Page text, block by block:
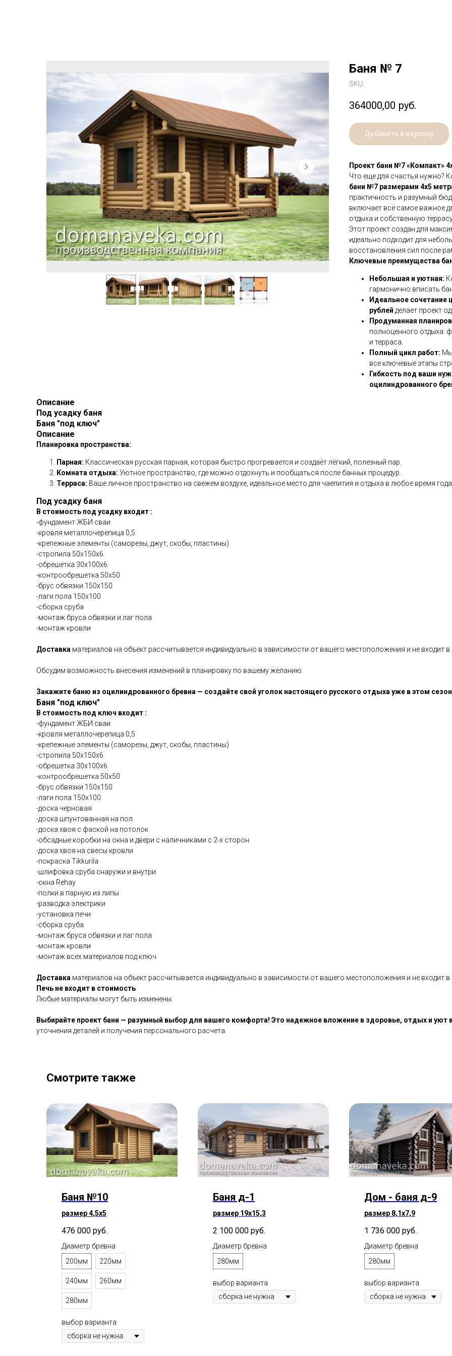
Баня № 7
SKU:
364000,00 руб.
Добавить в корзину
Проект бани №7 «Компакт»
Что еще для счастья нужно?
бани №7 размерами 4х5
практичность и разумный
включает всё самое важное
отдыха и собственную
Этот проект создан для
идеально подходит для
восстановления сил после
Ключевые преимущества
Небольшая и уютная:
гармонично вписать
Идеальное сочетание
рублей делает проект
Продуманная
полноценного отдыха:
и терраса.
Полный цикл работ: Мы
все ключевые этапы
Гибкость под ваши
оцилиндрованного
Описание
Под усадку баня
Баня "под ключ"
Описание
Планировка пространства:
Парная: Классическая русская парная, которая быстро прогревается и создаёт лёгкий, полезный пар.
Комната отдыха: Уютное пространство, где можно отдохнуть и пообщаться после банных процедур.
Терраса: Ваше личное пространство на свежем воздухе, идеальное место для чаепития и отдыха в любое время
Под усадку баня
В стоимость под усадку входит :
-фундамент ЖБИ сваи
-кровля металлочерепица 0,5
-крепежные элементы (саморезы, джут, скобы, пластины)
-стропила 50х150х6
-обрешетка 30х100х6
-контрообрешетка 50х50
-брус обвязки 150х150
-лаги пола 150х100
-сборка сруба
-монтаж бруса обвязки и лаг пола
-монтаж кровли
Доставка материалов на объект рассчитывается индивидуально в зависимости от вашего местоположения и не входит
Обсудим возможность внесения изменений в планировку по вашему желанию.
Закажите баню из оцилиндрованного бревна — создайте свой уголок настоящего русского отдыха уже в этом
Баня "под ключ"
В стоимость под ключ входит :
-фундамент ЖБИ сваи
-кровля металлочерепица 0,5
-крепежные элементы (саморезы, джут, скобы, пластины)
-стропила 50х150х6
-обрешетка 30х100х6
-контрообрешетка 50х50
-брус обвязки 150х150
-лаги пола 150х100
-доска черновая
-доска шпунтованная на пол
-доска хвоя с фаской на потолок
-обсадные коробки на окна и двери с наличниками с 2-х сторон
-доска хвоя на свесы кровли
-покраска Tikkurila
-шлифовка сруба снаружи и внутри
-окна Rehay
-полки в парную из липы
-разводка электрики
-установка печи
-сборка сруба
-монтаж бруса обвязки и лаг пола
-монтаж кровли
-монтаж всех материалов под ключ
Доставка материалов на объект рассчитывается индивидуально в зависимости от вашего местоположения и не входит
Печь не входит в стоимость
Любые материалы могут быть изменены.
Выбирайте проект бани — разумный выбор для вашего комфорта! Это надежное вложение в здоровье, отдых и уют
уточнения деталей и получения персонального расчета.
Смотрите также
Баня №10
размер 4,5х5
476 000 руб.
Диаметр бревна
200мм
220мм
240мм 260мм
280мм
выбор варианта
Баня д-1
размер 19х15,3
2 100 000 руб.
Диаметр бревна
280мм
выбор варианта
Дом - баня д-9
размер 8,1х7,9
1 736 000 руб.
Диаметр бревна
280мм
выбор варианта